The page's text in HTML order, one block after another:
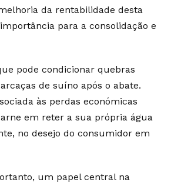
da rentabilidade desta
para a consolidação e
pode condicionar quebras
de suíno após o abate.
às perdas económicas
em reter a sua própria água
no desejo do consumidor em
um papel central na